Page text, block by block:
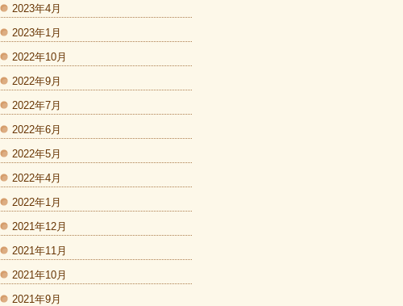
2023年4月
2023年1月
2022年10月
2022年9月
2022年7月
2022年6月
2022年5月
2022年4月
2022年1月
2021年12月
2021年11月
2021年10月
2021年9月